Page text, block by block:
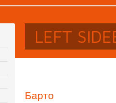
LEFT
Барто